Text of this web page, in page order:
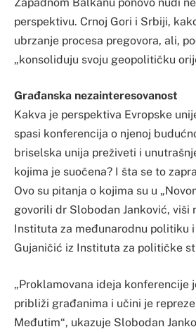
perspektivu. Crnoj Gori i Srbiji,
ubrzanje procesa pregovora, ali,
„konsoliduju svoju geopolitičku
Građanska nezainteresovanost
Kakva je perspektiva Evropske
spasi konferencija o njenoj
briselska unija preživeti i
kojima je suočena? I šta se to
Ovo su pitanja o kojima su u
govorili dr Slobodan Janković, viši
Instituta za međunarodnu politiku i
Gujaničić iz Instituta za političke
„Proklamovana ideja konferencije
približi građanima i učini je
Međutim“, ukazuje Slobodan